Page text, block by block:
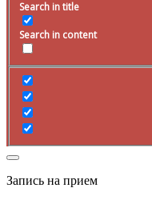
Search in title
Search in content
Запись на прием